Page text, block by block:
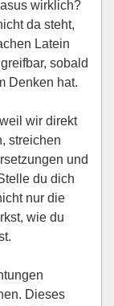
wirklich?
da steht,
Latein
sobald
Denken hat.
wir direkt
streichen
und
du dich
nur die
wie du
Dieses